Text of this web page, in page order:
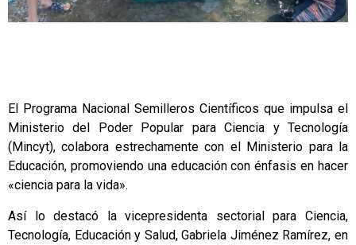
El Programa Nacional Semilleros Científicos que impulsa el
Ministerio del Poder Popular para Ciencia y Tecnología
(Mincyt), colabora estrechamente con el Ministerio para la
Educación, promoviendo una educación con énfasis en hacer
«ciencia para la vida».
Así lo destacó la vicepresidenta sectorial para Ciencia,
Tecnología, Educación y Salud, Gabriela Jiménez Ramírez, en